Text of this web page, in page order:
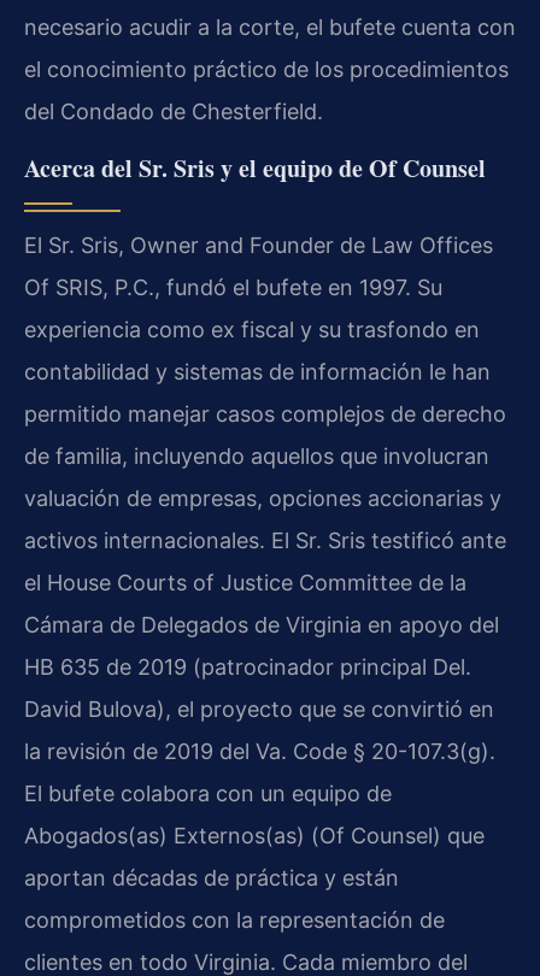
necesario acudir a la corte, el bufete cuenta con
el conocimiento práctico de los procedimientos
del Condado de Chesterfield.
Acerca del Sr. Sris y el equipo de Of Counsel
El Sr. Sris, Owner and Founder de Law Offices
Of SRIS, P.C., fundó el bufete en 1997. Su
experiencia como ex fiscal y su trasfondo en
contabilidad y sistemas de información le han
permitido manejar casos complejos de derecho
de familia, incluyendo aquellos que involucran
valuación de empresas, opciones accionarias y
activos internacionales. El Sr. Sris testificó ante
el House Courts of Justice Committee de la
Cámara de Delegados de Virginia en apoyo del
HB 635 de 2019 (patrocinador principal Del.
David Bulova), el proyecto que se convirtió en
la revisión de 2019 del Va. Code § 20-107.3(g).
El bufete colabora con un equipo de
Abogados(as) Externos(as) (Of Counsel) que
aportan décadas de práctica y están
comprometidos con la representación de
clientes en todo Virginia. Cada miembro del